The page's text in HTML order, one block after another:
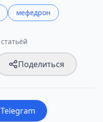
мефедрон
Поделиться